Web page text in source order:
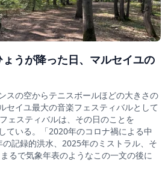
うが降った日、マルセイユの
スの空からテニスボールほどの大きさの
セイユ最大の音楽フェスティバルとして
ェスティバルは、その日のことを
いる。「2020年のコロナ禍による中
記録的洪水、2025年のミストラル、そ
るで気象年表のようなこの一文の後に